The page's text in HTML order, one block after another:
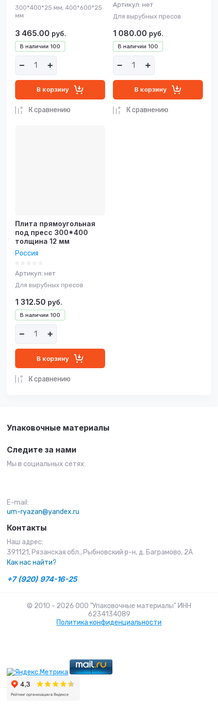
300*400*25 мм; 400*600*25
мм
В наличии 100
3 465.00 руб.
В корзину
К сравнению
Артикул: нет
Для вырубных пресов
В наличии 100
1 080.00 руб.
В корзину
К сравнению
Плита прямоугольная
под пресс 300*400
толщина 12 мм
Россия
Артикул: нет
Для вырубных пресов
В наличии 100
1 312.50 руб.
В корзину
К сравнению
Упаковочные материалы
Следите за нами
Мы в социальных сетях:
E-mail:
um-ryazan@yandex.ru
Контакты
Наш адрес:
391121, Рязанская обл., Рыбновский р-н, д. Баграмово, 2А
Как нас найти?
+7 (920) 974-16-25
© 2010 - 2026 ООО "Упаковочные материалы" ИНН
6234134089
Политика конфиденциальности